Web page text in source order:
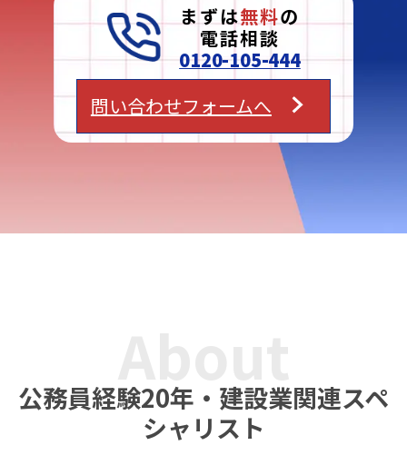
まずは無料の
電話相談
0120-105-444
問い合わせフォームへ
公務員経験20年・建設業関連スペ
シャリスト